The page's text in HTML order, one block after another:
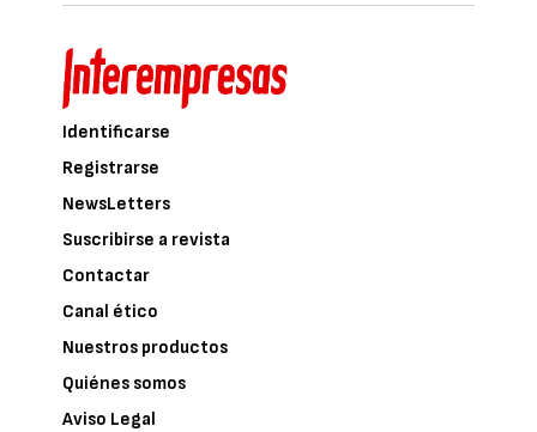
Identificarse
Registrarse
NewsLetters
Suscribirse a revista
Contactar
Canal ético
Nuestros productos
Quiénes somos
Aviso Legal